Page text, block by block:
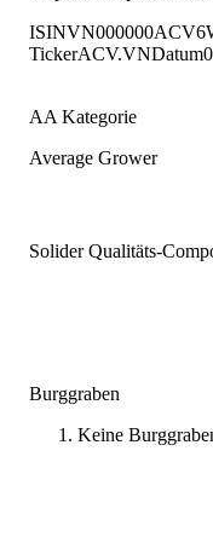
ISINVN000000ACV6
TickerACV.VNDatum
AA Kategorie
Average Grower
Solider Qualitäts-
Burggraben
Keine